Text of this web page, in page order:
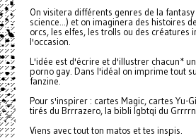
On visitera différents genres de la
science...) et on imaginera des histoires
orcs, les elfes, les trolls ou des créatures
l'occasion.
L'idée est d'écrire et d'illustrer chacun*
porno gay. Dans l'idéal on imprime tout
fanzine.
Pour s'inspirer : cartes Magic, cartes Yu-
tirés du Brrrazero, la bibli lgbtqi du
Viens avec tout ton matos et tes inspis.